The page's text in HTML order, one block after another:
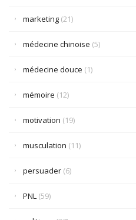
marketing (21)
médecine chinoise (5)
médecine douce (1)
mémoire (12)
motivation (19)
musculation (11)
persuader (6)
PNL (59)